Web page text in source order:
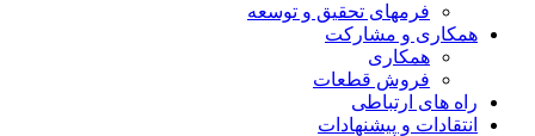
فرمهای تحقیق و توسعه
همکاری و مشارکت
همکاری
فروش قطعات
راه های ارتباطی
انتقادات و پيشنهادات